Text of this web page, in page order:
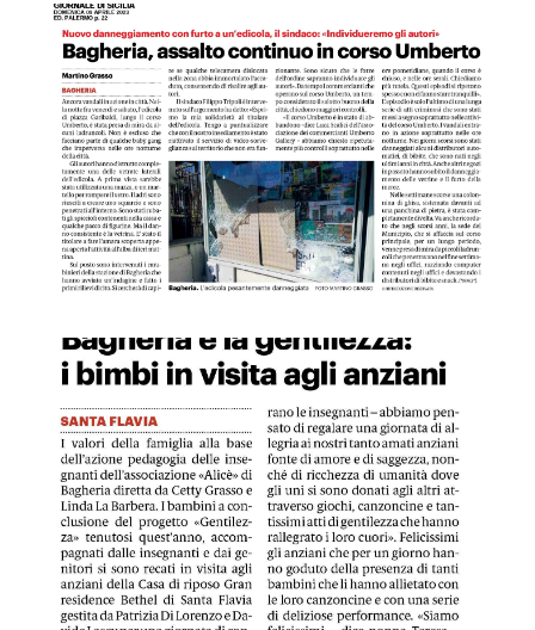
GDS 09/04/2023 Bagheria, assalto continuo in corso
GDS 09/04/2023 Bagheria alla gentilezza: i bimbi in visita